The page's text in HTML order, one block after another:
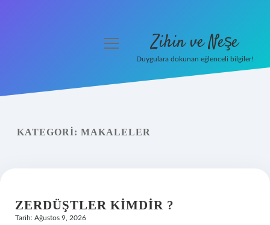
Yasal Uyarı
menüyü
Zihin ve Neşe
Duygulara dokunan eğlenceli bilgiler!
KATEGORI: MAKALELER
ZERDÜŞTLER KIMDIR ?
Tarih: Ağustos 9, 2026